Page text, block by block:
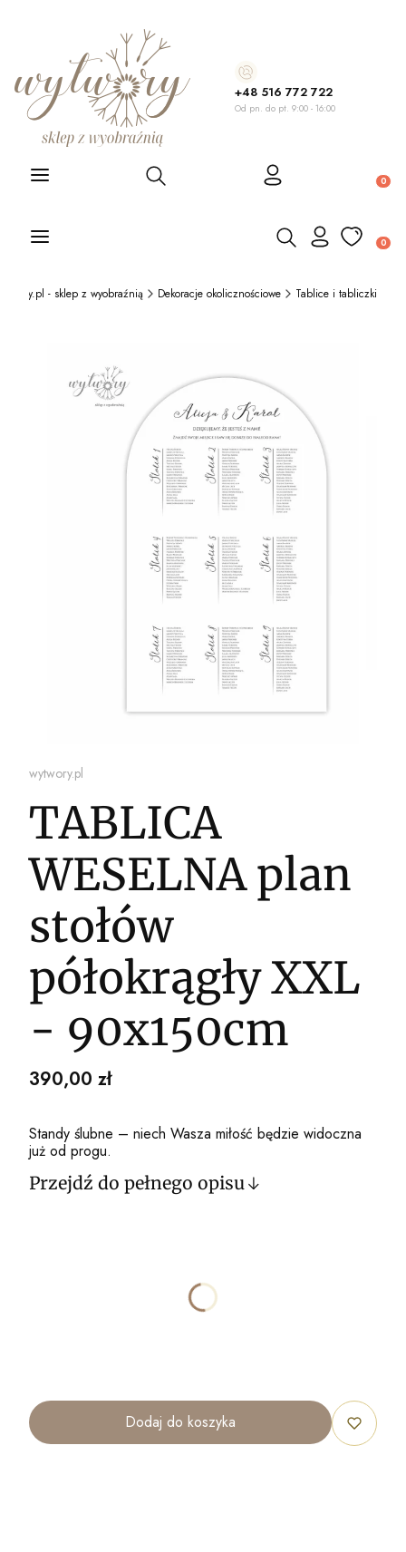
+48 516 772 722
Od pn. do pt. 9:00 - 16:00
Otwórz wyszukiwarkę
Otwórz wyszukiwarkę
- sklep z wyobraźnią Dekoracje okolicznościowe Tablice i tabliczki
wytwory.pl
TABLICA
WESELNA plan
stołów
półokrągły XXL
- 90x150cm
Cena
390,00 zł
Standy ślubne – niech Wasza miłość będzie widoczna
już od progu.
Przejdź do pełnego opisu
Dodaj do koszyka